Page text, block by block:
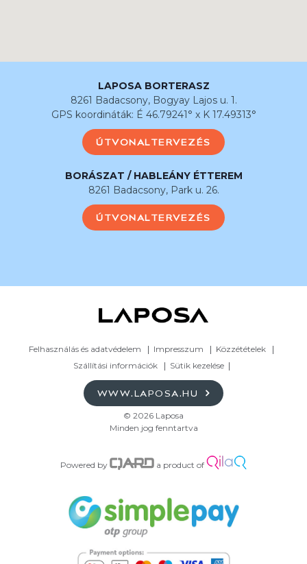
LAPOSA BORTERASZ
8261 Badacsony, Bogyay Lajos u. 1.
GPS koordináták: É 46.79241° x K 17.49313°
ÚTVONALTERVEZÉS
BORÁSZAT / HABLEÁNY ÉTTEREM
8261 Badacsony, Park u. 26.
ÚTVONALTERVEZÉS
Felhasználás és adatvédelem Impresszum
Közzétételek
Szállítási információk
Sütik kezelése
WWW.LAPOSA.HU
© 2026 Laposa
Minden jog fenntartva
Powered by a product of